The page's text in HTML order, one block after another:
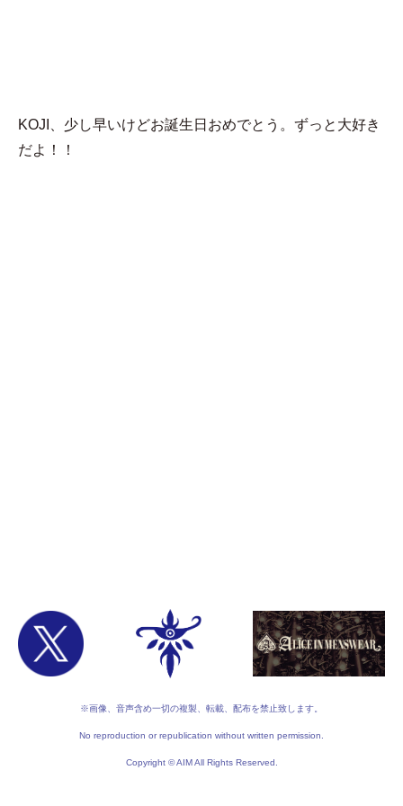
KOJI、少し早いけどお誕生日おめでとう。ずっと大好き
だよ！！
※画像、音声含め一切の複製、転載、配布を禁止致します。
No reproduction or republication without written permission.
Copyright © AIM All Rights Reserved.